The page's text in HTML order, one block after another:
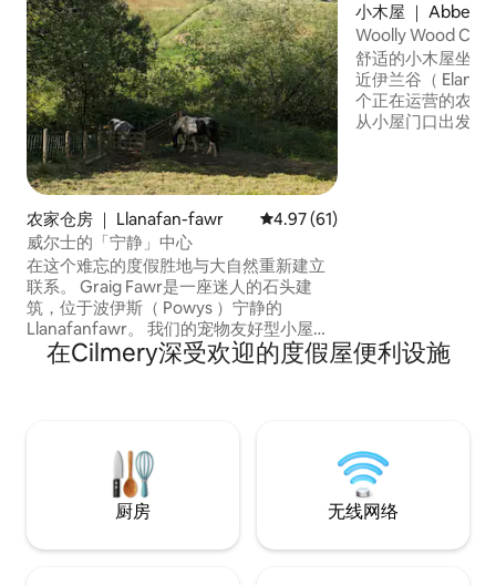
农家仓房 ｜ Llanafan-fawr 平均评分 4.97 分（满分 5 分）
4.97 (61)
威尔士的「宁静」中心
在这个难忘的度假胜地与大自然重新建立
联系。 Graig Fawr是一座迷人的石头建
筑，位于波伊斯（ Powys ）宁静的
Llanafanfawr。 我们的宠物友好型小屋非
常适合寻求宁静的情侣入住，配备现代化
设施，提供舒适的住宿体验。 配备了设备
地。 享受宁静的度假体验，享受所有舒适
的家居体验。
小木屋 ｜
Woolly Wood
舒适的小木屋坐落
近伊兰谷（ Elan Valley ）
个正在运营的农场
从小屋门口出发，有
在Cilmery深受欢迎的度假屋便利设施
厨房 无线网络